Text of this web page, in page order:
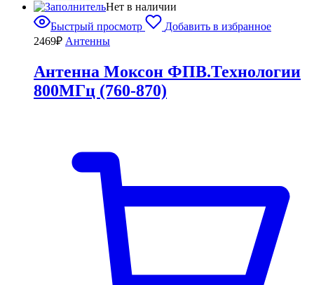
Нет в наличии
Быстрый просмотр
Добавить в избранное
2469₽ Антенны
Антенна Моксон ФПВ.Технологии
800МГц (760-870)